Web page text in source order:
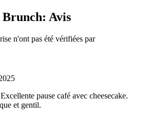
Avis
n'ont pas été vérifiées par
Excellente pause café avec cheesecake.
et gentil.